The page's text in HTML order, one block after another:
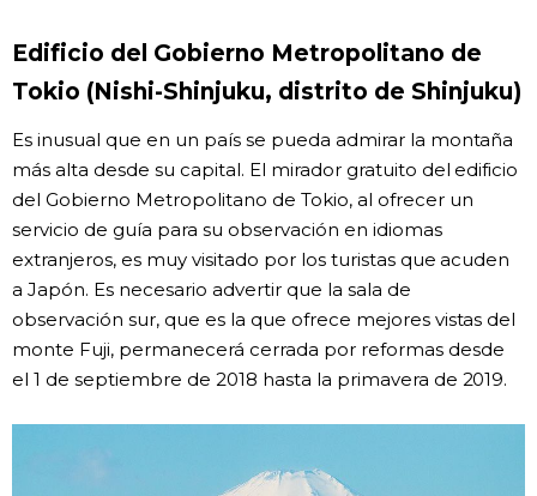
Edificio del Gobierno Metropolitano de
Tokio (Nishi-Shinjuku, distrito de Shinjuku)
Es inusual que en un país se pueda admirar la montaña
más alta desde su capital. El mirador gratuito del edificio
del Gobierno Metropolitano de Tokio, al ofrecer un
servicio de guía para su observación en idiomas
extranjeros, es muy visitado por los turistas que acuden
a Japón. Es necesario advertir que la sala de
observación sur, que es la que ofrece mejores vistas del
monte Fuji, permanecerá cerrada por reformas desde
el 1 de septiembre de 2018 hasta la primavera de 2019.